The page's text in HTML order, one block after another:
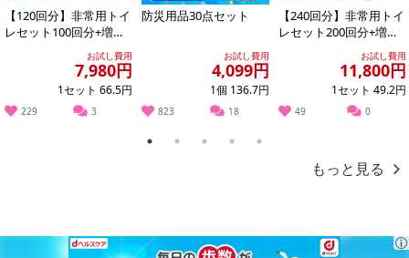
その他共通および商品カテゴリー別注意事項（※必ずご確認くだ
【120回分】非常用トイ
レセット100回分+増量2
お試し費用
7,980円
1セット 66.5円
229 3
防災用品30点セット
お試し費用
4,099円
1個 136.7円
823 18
【240回分】非常用トイ
レセット200回分+増量4
お試し費用
11,800円
1セット 49.2円
49 0
1 2 3 4 5
もっと見る